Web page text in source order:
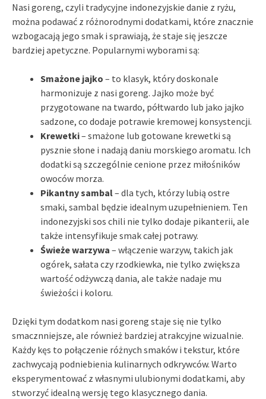
Nasi goreng, czyli tradycyjne indonezyjskie danie z ryżu,
można podawać z różnorodnymi dodatkami, które znacznie
wzbogacają jego smak i sprawiają, że staje się jeszcze
bardziej apetyczne. Popularnymi wyborami są:
Smażone jajko – to klasyk, który doskonale
harmonizuje z nasi goreng. Jajko może być
przygotowane na twardo, półtwardo lub jako jajko
sadzone, co dodaje potrawie kremowej konsystencji.
Krewetki– smażone lub gotowane krewetki są
pysznie słone i nadają daniu morskiego aromatu. Ich
dodatki są szczególnie cenione przez miłośników
owoców morza.
Pikantny sambal– dla tych, którzy lubią ostre
smaki, sambal będzie idealnym uzupełnieniem. Ten
indonezyjski sos chili nie tylko dodaje pikanterii, ale
także intensyfikuje smak całej potrawy.
Świeże warzywa – włączenie warzyw, takich jak
ogórek, sałata czy rzodkiewka, nie tylko zwiększa
wartość odżywczą dania, ale także nadaje mu
świeżości i koloru.
Dzięki tym dodatkom nasi goreng staje się nie tylko
smacznniejsze, ale również bardziej atrakcyjne wizualnie.
Każdy kęs to połączenie różnych smaków i tekstur, które
zachwycają podniebienia kulinarnych odkrywców. Warto
eksperymentować z własnymi ulubionymi dodatkami, aby
stworzyć idealną wersję tego klasycznego dania.